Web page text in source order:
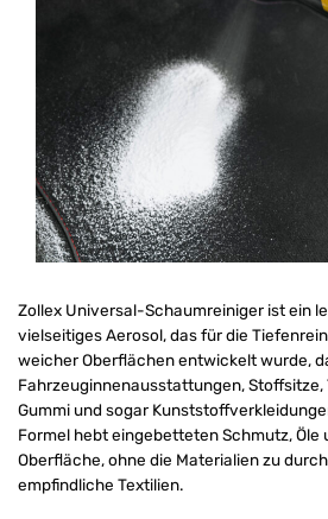
Zollex Universal-Schaumreiniger ist ein
vielseitiges Aerosol, das für die
weicher Oberflächen entwickelt wurde,
Fahrzeuginnenausstattungen, Stoffsitze,
Gummi und sogar
Formel hebt eingebetteten Schmutz, Öle
Oberfläche, ohne die Materialien zu
empfindliche Textilien.